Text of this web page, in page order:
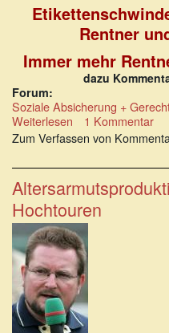
Rentner
Immer mehr
dazu
Forum:
Soziale Absicherung +
Weiterlesen über
1 Kommentar
Zum Verfassen von
Hochtouren